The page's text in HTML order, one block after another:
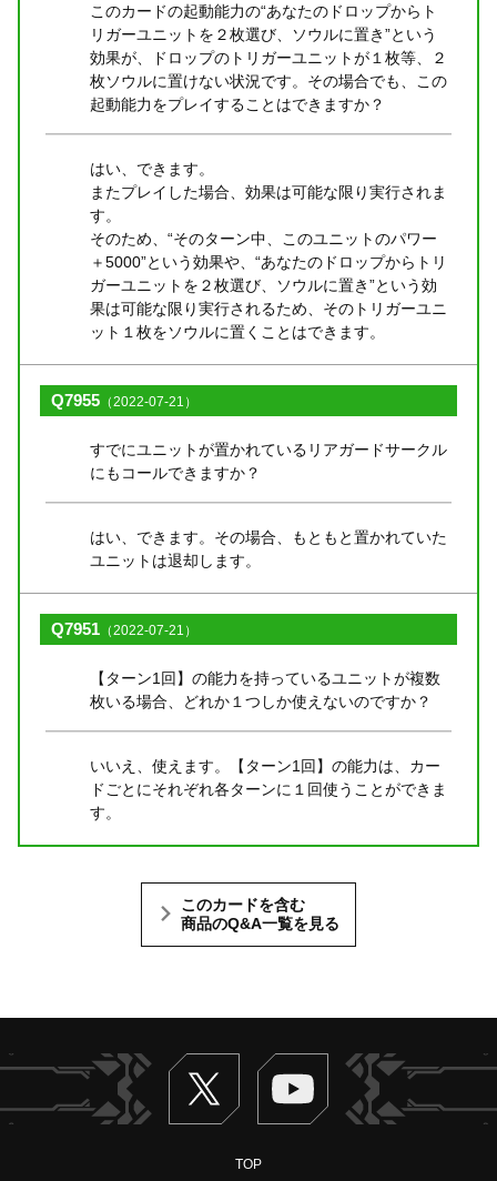
このカードの起動能力の“あなたのドロップからト
リガーユニットを２枚選び、ソウルに置き”という
効果が、ドロップのトリガーユニットが１枚等、２
枚ソウルに置けない状況です。その場合でも、この
起動能力をプレイすることはできますか？
はい、できます。
またプレイした場合、効果は可能な限り実行されま
す。
そのため、“そのターン中、このユニットのパワー
＋5000”という効果や、“あなたのドロップからトリ
ガーユニットを２枚選び、ソウルに置き”という効
果は可能な限り実行されるため、そのトリガーユニ
ット１枚をソウルに置くことはできます。
Q7955 （2022-07-21）
すでにユニットが置かれているリアガードサークル
にもコールできますか？
はい、できます。その場合、もともと置かれていた
ユニットは退却します。
Q7951 （2022-07-21）
【ターン1回】の能力を持っているユニットが複数
枚いる場合、どれか１つしか使えないのですか？
いいえ、使えます。【ターン1回】の能力は、カー
ドごとにそれぞれ各ターンに１回使うことができま
す。
このカードを含む
商品のQ&A一覧を見る
Twitter ヴァンガードch
TOP